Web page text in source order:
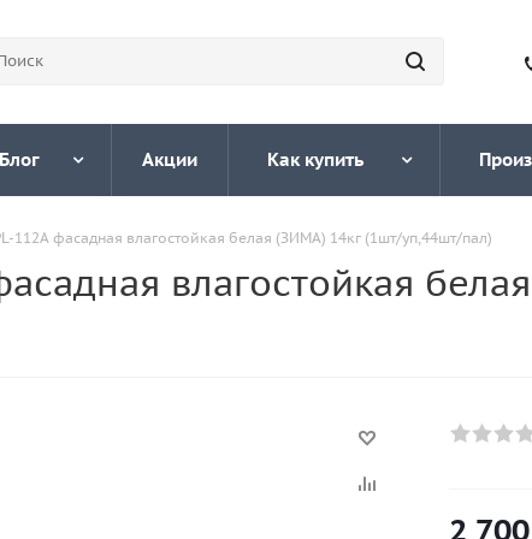
Блог Акции Как купить
112А фасадная влагостойкая белая (ЗИМА) 14кг (1шт/уп,44шт/пал)
влагостойкая
2 700